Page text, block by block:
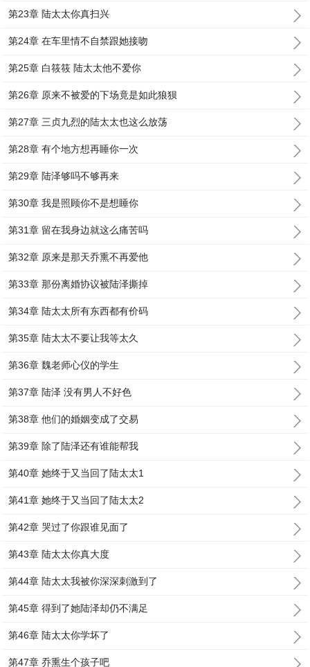
第23章 陆太太你真扫兴
第24章 在车里情不自禁跟她接吻
第25章 白筱筱 陆太太他不爱你
第26章 原来不被爱的下场竟是如此狼狈
第27章 三贞九烈的陆太太也这么放荡
第28章 有个地方想再睡你一次
第29章 陆泽够吗不够再来
第30章 我是照顾你不是想睡你
第31章 留在我身边就这么痛苦吗
第32章 原来是那天乔熏不再爱他
第33章 那份离婚协议被陆泽撕掉
第34章 陆太太所有东西都有价码
第35章 陆太太不要让我等太久
第36章 魏老师心仪的学生
第37章 陆泽 没有男人不好色
第38章 他们的婚姻变成了交易
第39章 除了陆泽还有谁能帮我
第40章 她终于又当回了陆太太1
第41章 她终于又当回了陆太太2
第42章 哭过了你跟谁见面了
第43章 陆太太你真大度
第44章 陆太太我被你深深刺激到了
第45章 得到了她陆泽却仍不满足
第46章 陆太太你学坏了
第47章 乔熏生个孩子吧